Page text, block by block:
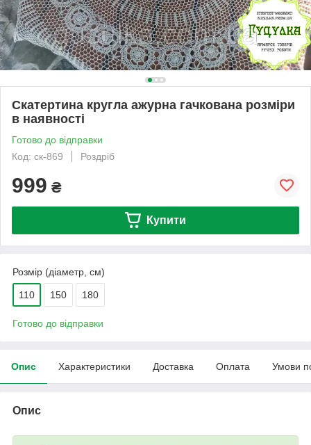
Скатертина кругла ажурна гачкована розміри
в наявності
Готово до відправки
Код: ск-869
Роздріб
999 ₴
Купити
Розмір (діаметр, см)
110 150 180
Готово до відправки
Опис Характеристики Доставка Оплата Умови
Опис